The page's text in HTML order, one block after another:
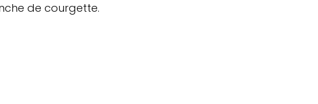
de courgette.